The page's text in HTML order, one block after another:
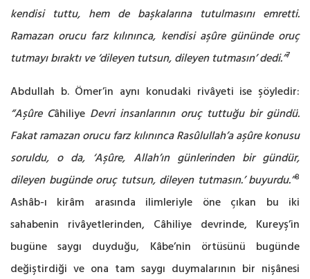
kendisi tuttu, hem de başkalarına tutulmasını emretti.
Ramazan orucu farz kılınınca, kendisi aşûre gününde oruç
tutmayı bıraktı ve ‘dileyen tutsun, dileyen tutmasın’ dedi.”7
Abdullah b. Ömer’in aynı konudaki rivâyeti ise şöyledir:
“Aşûre Câhiliye Devri insanlarının oruç tuttuğu bir gündü.
Fakat ramazan orucu farz kılınınca Rasûlullah’a aşûre konusu
soruldu, o da, ‘Aşûre, Allah’ın günlerinden bir gündür,
dileyen bugünde oruç tutsun, dileyen tutmasın.’ buyurdu.”8
Ashâb-ı kirâm arasında ilimleriyle öne çıkan bu iki
sahabenin rivâyetlerinden, Câhiliye devrinde, Kureyş’in
bugüne saygı duyduğu, Kâbe’nin örtüsünü bugünde
değiştirdiği ve ona tam saygı duymalarının bir nişânesi